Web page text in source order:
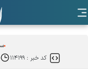
کد خبر :۱۱۴۱۹۹